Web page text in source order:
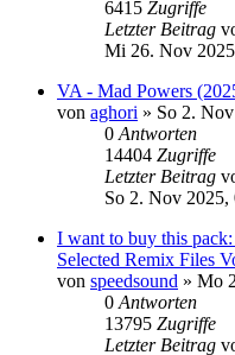
6415 Zugriffe
Letzter Beitrag
Mi 26. Nov
VA - Mad Powers
von aghori » So 2.
0 Antworten
14404 Zugriffe
Letzter Beitrag
So 2. Nov 2025,
I want to buy this
Selected Remix Files
von speedsound » Mo
0 Antworten
13795 Zugriffe
Letzter Beitrag